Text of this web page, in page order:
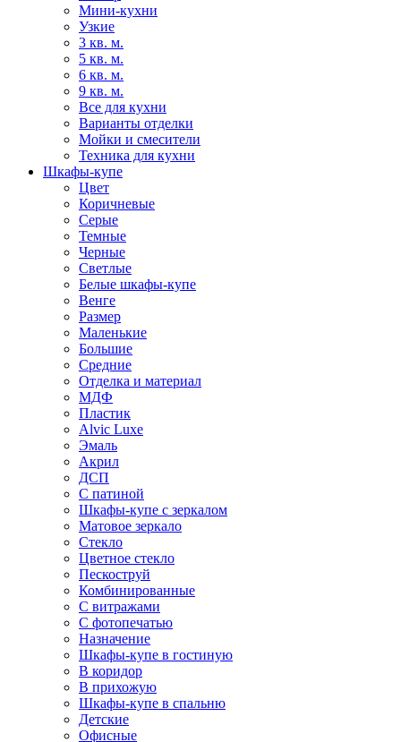
Мини-кухни
Узкие
3 кв. м.
5 кв. м.
6 кв. м.
9 кв. м.
Все для кухни
Варианты отделки
Мойки и смесители
Техника для кухни
Шкафы-купе
Цвет
Коричневые
Серые
Темные
Черные
Светлые
Белые шкафы-купе
Венге
Размер
Маленькие
Большие
Средние
Отделка и материал
МДФ
Пластик
Alvic Luxe
Эмаль
Акрил
ДСП
С патиной
Шкафы-купе с зеркалом
Матовое зеркало
Стекло
Цветное стекло
Пескоструй
Комбинированные
С витражами
С фотопечатью
Назначение
Шкафы-купе в гостиную
В коридор
В прихожую
Шкафы-купе в спальню
Детские
Офисные